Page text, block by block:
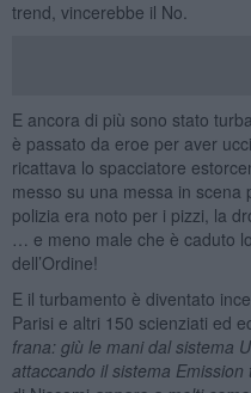
trend, vincerebbe il No.
E ancora di più sono stato
è passato da eroe per aver
ricattava lo spacciatore
messo su una messa in
polizia era noto per i pizzi, la
… e meno male che è caduto
dell’Ordine!
E il turbamento è diventato
Parisi e altri 150 scienziati ed
frana: giù le mani dal sistema
attaccando il sistema Emission